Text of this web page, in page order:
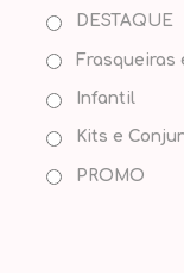
DESTAQUE
Frasqueiras
Infantil
Kits e
PROMO